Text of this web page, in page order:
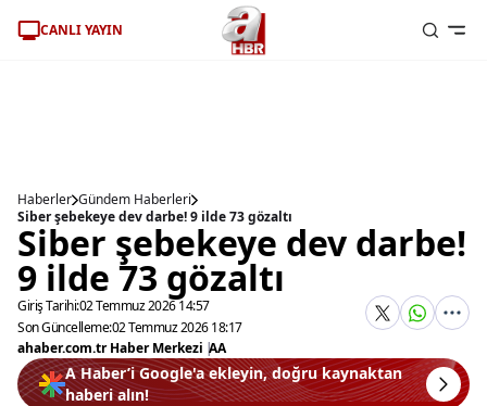
CANLI YAYIN
Haberler Gündem Haberleri
Siber şebekeye dev darbe! 9 ilde 73 gözaltı
Siber şebekeye dev darbe!
9 ilde 73 gözaltı
Giriş Tarihi:02 Temmuz 2026 14:57
Son Güncelleme:02 Temmuz 2026 18:17
ahaber.com.tr Haber Merkezi |AA
A Haber’i Google'a ekleyin, doğru kaynaktan
haberi alın!